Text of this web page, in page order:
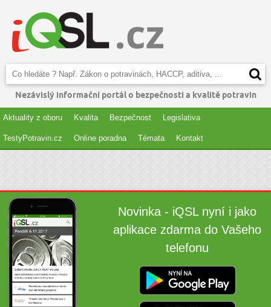
Nezávislý informační portál o bezpečnosti a kvalitě potravin
Aktuality z oboru Kvalita Bezpečnost Legislativa
TestyPotravin.cz Online poradna Témata Kontakt
Novinka - iQSL nyní i jako
aplikace zdarma do Vašeho
telefonu